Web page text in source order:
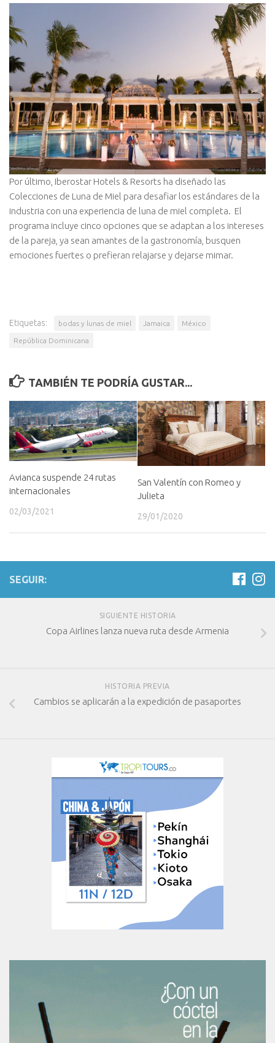
Por último, Iberostar Hotels & Resorts ha diseñado las
Colecciones de Luna de Miel para desafiar los estándares de la
industria con una experiencia de luna de miel completa. El
programa incluye cinco opciones que se adaptan a los intereses
de la pareja, ya sean amantes de la gastronomía, busquen
emociones fuertes o prefieran relajarse y dejarse mimar.
Etiquetas: bodas y lunas de miel Jamaica México
República Dominicana
TAMBIÉN TE PODRÍA GUSTAR...
Avianca suspende 24 rutas
internacionales
02/03/2021
San Valentín con Romeo y
Julieta
29/01/2020
SEGUIR:
SIGUIENTE HISTORIA
Copa Airlines lanza nueva ruta desde Armenia
HISTORIA PREVIA
Cambios se aplicarán a la expedición de pasaportes